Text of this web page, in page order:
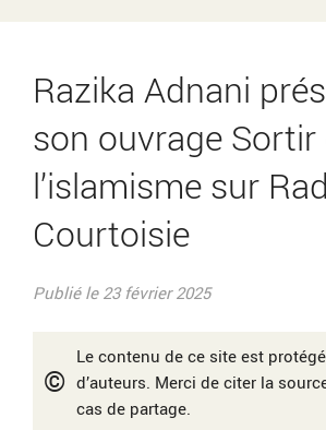
Razika Adnani
son ouvrage Sortir
l’islamisme sur
Courtoisie
Publié le 23 février 2025
©
Le contenu de ce site est
d’auteurs. Merci de citer la
cas de partage.